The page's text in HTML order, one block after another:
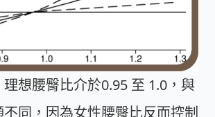
想腰臀比介於0.95 至 1.0 ，與
同，因為女性腰臀比反而控制